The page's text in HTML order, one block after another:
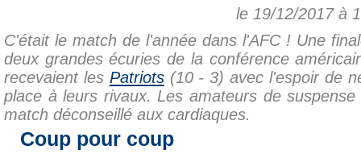
le 19/12/2017 à
C'était le match de l'année dans l'AFC ! Une
deux grandes écuries de la conférence
recevaient les Patriots(10 - 3) avec l'espoir de
place à leurs rivaux. Les amateurs de
match déconseillé aux cardiaques.
Coup pour coup